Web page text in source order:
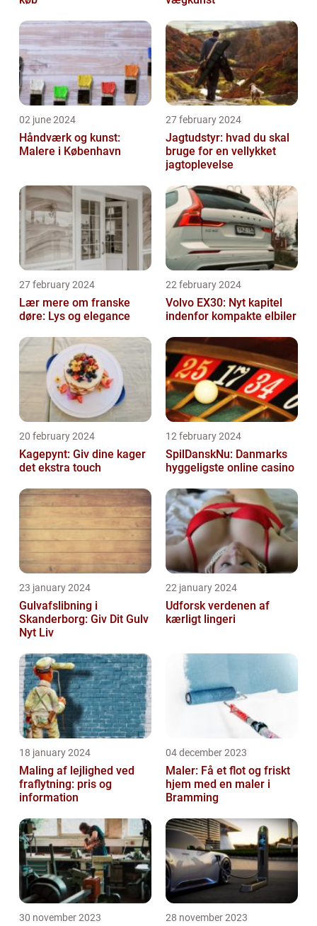
02 june 2024
Håndværk og kunst:
Malere i København
27 february 2024
Jagtudstyr: hvad du skal
bruge for en vellykket
jagtoplevelse
27 february 2024
Lær mere om franske
døre: Lys og elegance
22 february 2024
Volvo EX30: Nyt kapitel
indenfor kompakte elbiler
20 february 2024
Kagepynt: Giv dine kager
det ekstra touch
12 february 2024
SpilDanskNu: Danmarks
hyggeligste online casino
23 january 2024
Gulvafslibning i
Skanderborg: Giv Dit Gulv
Nyt Liv
22 january 2024
Udforsk verdenen af
kærligt lingeri
18 january 2024
Maling af lejlighed ved
fraflytning: pris og
information
04 december 2023
Maler: Få et flot og friskt
hjem med en maler i
Bramming
30 november 2023 28 november 2023